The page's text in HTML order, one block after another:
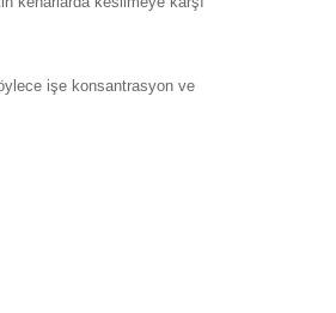
işe konsantrasyon ve